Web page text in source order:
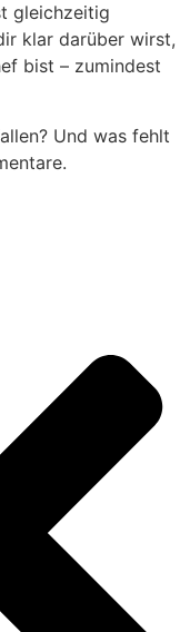
gleichzeitig
klar darüber wirst,
bist – zumindest
Und was fehlt